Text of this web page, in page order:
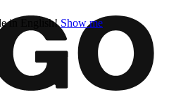
in English! Show me